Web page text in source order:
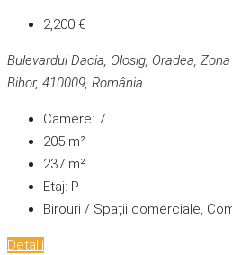
2,200 €
Bulevardul Dacia, Olosig, Oradea,
Bihor, 410009, România
Camere: 7
205 m²
237 m²
Etaj: P
Birouri / Spații comerciale,
Detalii